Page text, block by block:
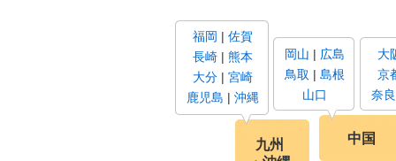
大
京
奈良
中国
岡山
広島
鳥取
島根
山口
九州
福岡
佐賀
長崎
熊本
大分
宮崎
鹿児島
沖縄